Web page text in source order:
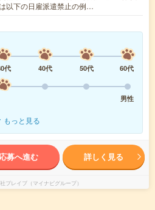
以下の日雇派遣禁止の例…
代 40代 50代
60代
男性
もっと見る
応募へ進む 詳しく見る
ブレイブ（マイナビグループ）